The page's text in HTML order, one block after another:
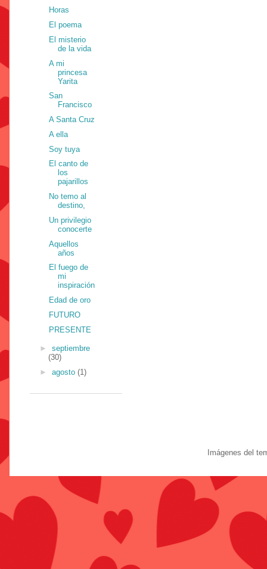
Horas
El poema
El misterio
de la vida
A mi
princesa
Yarita
San
Francisco
A Santa Cruz
A ella
Soy tuya
El canto de
los
pajarillos
No temo al
destino,
Un privilegio
conocerte
Aquellos
años
El fuego de
mi
inspiración
Edad de oro
FUTURO
PRESENTE
► septiembre
(30)
► agosto (1)
Imágenes del